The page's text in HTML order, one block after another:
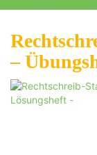
–